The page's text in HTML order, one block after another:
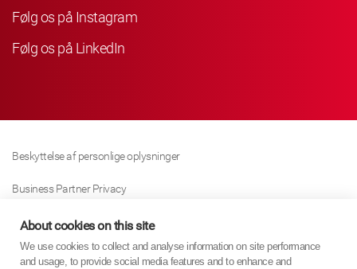
Følg os på Instagram
Følg os på LinkedIn
Beskyttelse af personlige oplysninger
Business Partner Privacy
Cookie Politik
Modern Slavery Act Policy
About cookies on this site
We use cookies to collect and analyse information on site performance
and usage, to provide social media features and to enhance and